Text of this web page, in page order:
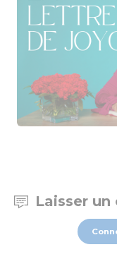
Laisser